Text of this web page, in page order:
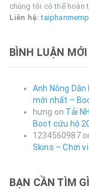
chúng tôi có thể hoàn
Liên hệ:
BÌNH LUẬN
Anh Nông Dân
mới nhất –
hưng on Tải
Boot cứu hộ
1234560987
Skins – Chơi
BẠN CẦN TÌM